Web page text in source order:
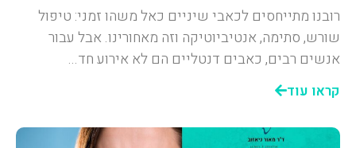
רובנו מתייחסים לכאבי שיניים כאל משהו זמני: טיפול
שורש, סתימה, אנטיביוטיקה וזה מאחורינו. אבל עבור
אנשים רבים, כאבים דנטליים הם לא אירוע חד...
קראו עוד